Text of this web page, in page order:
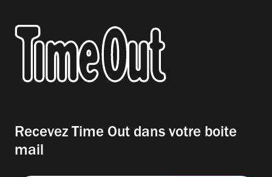
Recevez Time Out dans votre boite
mail